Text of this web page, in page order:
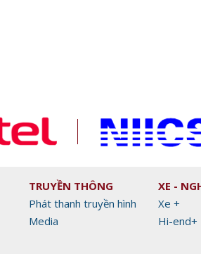
TRUYỀN THÔNG
Phát thanh truyền hình
Media
XE -
Xe +
Hi-end+